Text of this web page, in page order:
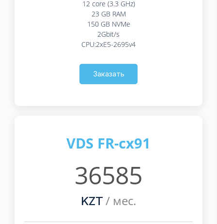
12 core (3.3 GHz)
23 GB RAM
150 GB NVMe
2Gbit/s
CPU:2xE5-2695v4
Заказать
VDS FR-cx91
36585
KZT / мес.